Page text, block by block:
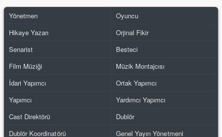
Yönetmen
Oyuncu
Hikaye Yazarı
Orjinal Fikir
Senarist
Besteci
Film Müziği
Müzik Montajcısı
İdari Yapımcı
Ortak Yapımcı
Yapımcı
Yardımcı Yapımcı
Cast Direktörü
Dublör
Dublör Koordinatörü
Genel Yayın Yönetmeni